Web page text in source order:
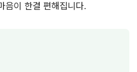
음이 한결 편해집니다.